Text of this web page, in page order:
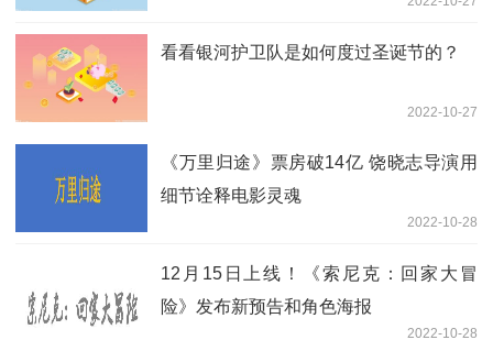
看看银河护卫队是如何度过圣诞节的？
2022-10-27
《万里归途》票房破14亿 饶晓志导演用
细节诠释电影灵魂
2022-10-28
12月15日上线！《索尼克：回家大冒
险》发布新预告和角色海报
2022-10-28